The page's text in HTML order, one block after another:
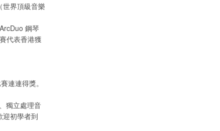
界頂級音樂
鋼琴
代表香港獲
連連得獎。
獨立處理音
迎初學者到